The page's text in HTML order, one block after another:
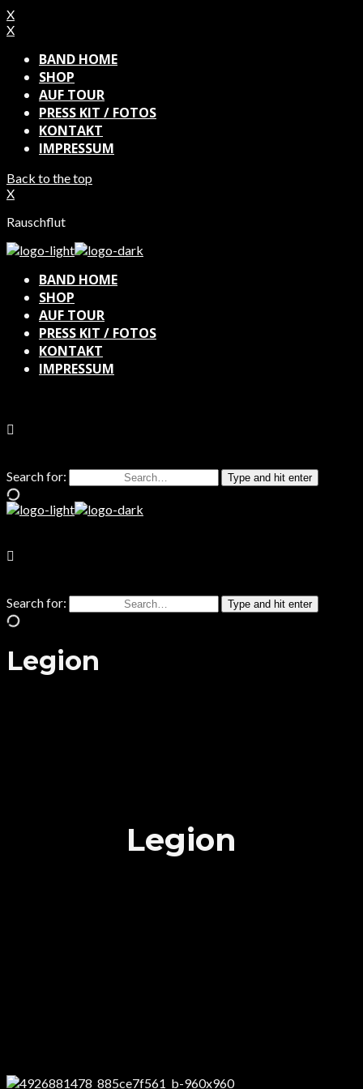
X
X
BAND HOME
SHOP
AUF TOUR
PRESS KIT / FOTOS
KONTAKT
IMPRESSUM
Back to the top
X
Rauschflut
BAND HOME
SHOP
AUF TOUR
PRESS KIT / FOTOS
KONTAKT
IMPRESSUM
Search for: Type and hit enter
Search for: Type and hit enter
Legion
Legion